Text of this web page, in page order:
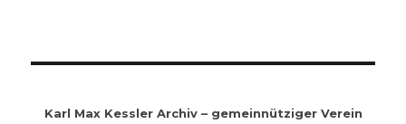
Karl Max Kessler Archiv – gemeinnütziger Verein